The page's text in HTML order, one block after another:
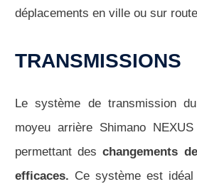
déplacements en ville ou sur
TRANSMISSIONS
Le système de transmission
moyeu arrière Shimano
permettant deschangements
efficaces. Ce système est